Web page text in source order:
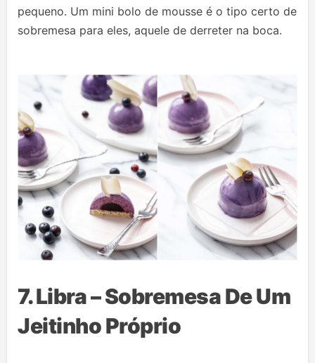
pequeno. Um mini bolo de mousse é o tipo certo de
sobremesa para eles, aquele de derreter na boca.
7. Libra – Sobremesa De Um
Jeitinho Próprio